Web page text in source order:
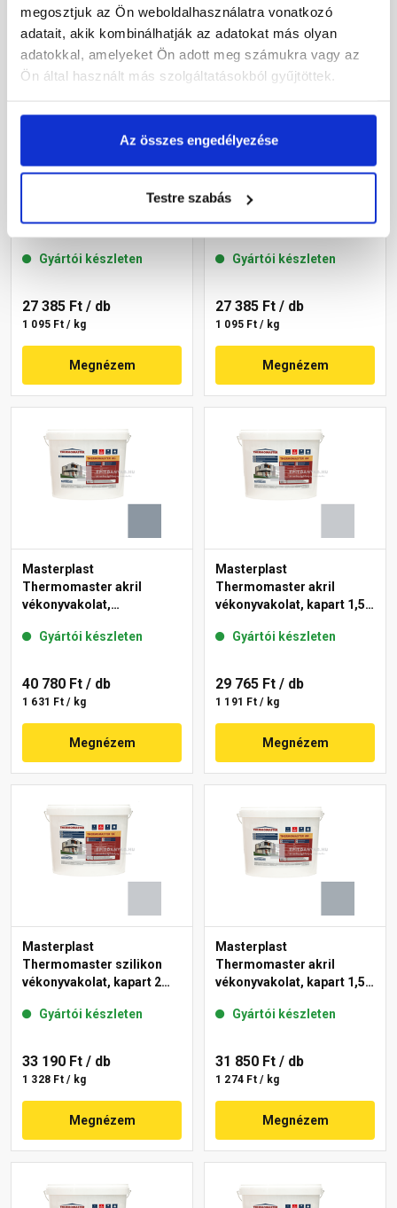
megosztjuk az Ön weboldalhasználatra vonatkozó
adatait, akik kombinálhatják az adatokat más olyan
adatokkal, amelyeket Ön adott meg számukra vagy az
Ön által használt más szolgáltatásokból gyűjtöttek.
Az összes engedélyezése
Testre szabás
vékonyvakolat,
46-D 25 kg
Gyártói készleten
27 385 Ft / db
1 095 Ft / kg
Megnézem
Masterplast
Thermomaster akril
vékonyvakolat, kapart 1,5
Gyártói készleten
27 385 Ft / db
1 095 Ft / kg
Megnézem
Masterplast
Thermomaster akril
vékonyvakolat,
50-D 25 kg
Gyártói készleten
40 780 Ft / db
1 631 Ft / kg
Megnézem
Masterplast
Thermomaster akril
vékonyvakolat, kapart 1,5
Gyártói készleten
29 765 Ft / db
1 191 Ft / kg
Megnézem
Masterplast
Thermomaster szilikon
vékonyvakolat, kapart 2
Gyártói készleten
33 190 Ft / db
1 328 Ft / kg
Megnézem
Masterplast
Thermomaster akril
vékonyvakolat, kapart 1,5
Gyártói készleten
31 850 Ft / db
1 274 Ft / kg
Megnézem